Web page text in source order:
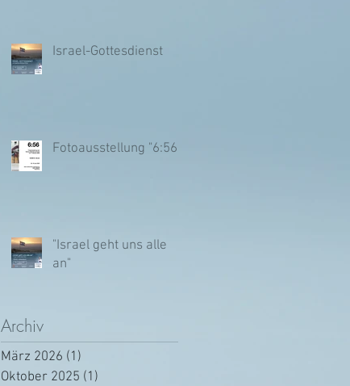
Israel-Gottesdienst
Fotoausstellung "6:56"
"Israel geht uns alle
an"
Archiv
März 2026 (1)
Oktober 2025 (1)